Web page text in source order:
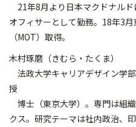
21年8月より日本マクドナルド
オフィサーとして勤務。18年3
（MOT）取得。
木村琢磨（きむら・たくま）
法政大学キャリアデザイン学
授
博士（東京大学）。専門は組
クス。研究テーマは社内政治、印